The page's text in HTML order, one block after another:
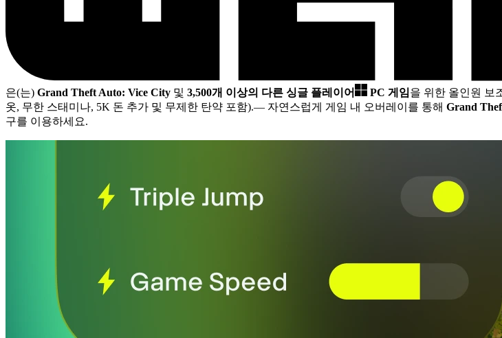
은(는) Grand Theft Auto: Vice City 및 3,500개 이상의 다른 싱글 플레이어 PC 게임을 위한 올인원 보
옷, 무한 스태미나, 5K 돈 추가 및 무제한 탄약 포함).— 자연스럽게 게임 내 오버레이를 통해 Grand
구를 이용하세요.